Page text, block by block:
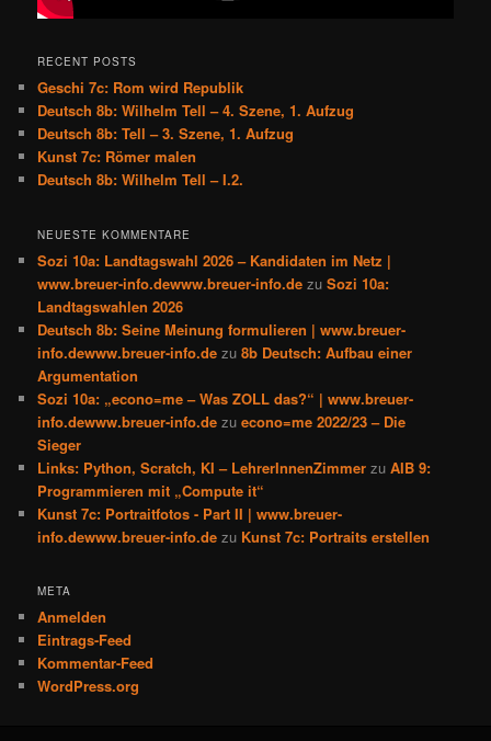
RECENT POSTS
Geschi 7c: Rom wird Republik
Deutsch 8b: Wilhelm Tell – 4. Szene, 1. Aufzug
Deutsch 8b: Tell – 3. Szene, 1. Aufzug
Kunst 7c: Römer malen
Deutsch 8b: Wilhelm Tell – I.2.
NEUESTE KOMMENTARE
Sozi 10a: Landtagswahl 2026 – Kandidaten im Netz |
www.breuer-info.dewww.breuer-info.de zuSozi 10a:
Landtagswahlen 2026
Deutsch 8b: Seine Meinung formulieren | www.breuer-
info.dewww.breuer-info.de zu8b Deutsch: Aufbau einer
Argumentation
Sozi 10a: „econo=me – Was ZOLL das?“ | www.breuer-
info.dewww.breuer-info.de zuecono=me 2022/23 – Die
Sieger
Links: Python, Scratch, KI – LehrerInnenZimmer zuAIB 9:
Programmieren mit „Compute it“
Kunst 7c: Portraitfotos - Part II | www.breuer-
info.dewww.breuer-info.de zu Kunst 7c: Portraits erstellen
META
Anmelden
Eintrags-Feed
Kommentar-Feed
WordPress.org